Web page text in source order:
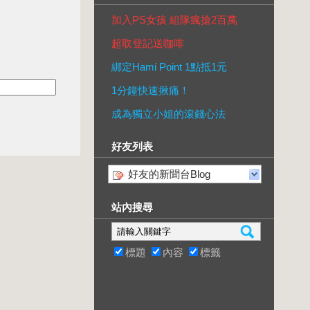
加入PS女孩 組隊瘋搶2百萬
超取登記送咖啡
綁定Hami Point 1點抵1元
1分鐘快速揪痛！
成為獨立小姐的滾錢心法
好友列表
好友的新聞台Blog
站內搜尋
標題 內容 標籤